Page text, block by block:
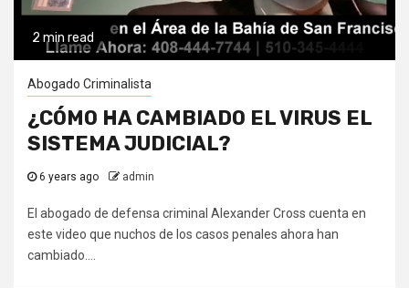
2 min read
Abogado Criminalista
¿CÓMO HA CAMBIADO EL VIRUS EL
SISTEMA JUDICIAL?
6 years ago admin
El abogado de defensa criminal Alexander Cross cuenta en
este video que nuchos de los casos penales ahora han
cambiado....